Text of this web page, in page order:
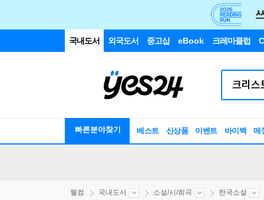
국내도서 외국도서 중고샵 eBook 크레마클럽
빠른분야찾기 베스트 신상품 이벤트 바이백 매
웰컴 국내도서 소설/시/희곡 한국소설